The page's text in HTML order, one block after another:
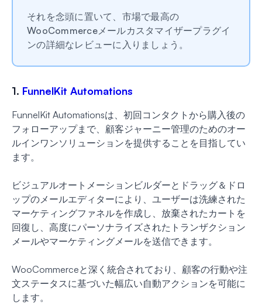
それを念頭に置いて、市場で最高の
WooCommerceメールカスタマイザープラグイ
ンの詳細なレビューに入りましょう。
1. FunnelKit Automations
FunnelKit Automationsは、初回コンタクトから購入後の
フォローアップまで、顧客ジャーニー管理のためのオー
ルインワンソリューションを提供することを目指してい
ます。
ビジュアルオートメーションビルダーとドラッグ＆ドロ
ップのメールエディターにより、ユーザーは洗練された
マーケティングファネルを作成し、放棄されたカートを
回復し、高度にパーソナライズされたトランザクション
メールやマーケティングメールを送信できます。
WooCommerceと深く統合されており、顧客の行動や注
文ステータスに基づいた幅広い自動アクションを可能に
します。